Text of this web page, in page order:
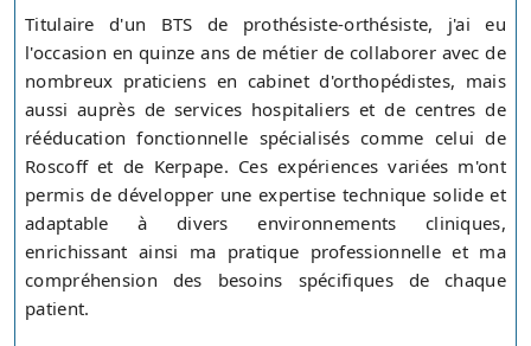
Titulaire d'un BTS de prothésiste-orthésiste, j'ai eu
l'occasion en quinze ans de métier de collaborer avec de
nombreux praticiens en cabinet d'orthopédistes, mais
aussi auprès de services hospitaliers et de centres de
rééducation fonctionnelle spécialisés comme celui de
Roscoff et de Kerpape. Ces expériences variées m'ont
permis de développer une expertise technique solide et
adaptable à divers environnements cliniques,
enrichissant ainsi ma pratique professionnelle et ma
compréhension des besoins spécifiques de chaque
patient.